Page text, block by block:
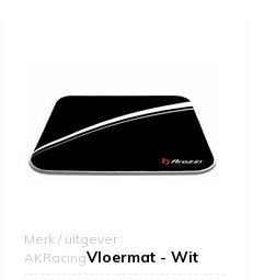
Merk / uitgever :
AKRacingVloermat - Wit